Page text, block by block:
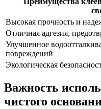
Высокая прочность и
Отличная адгезия,
Улучшенное
повреждений
Экологическая
Важность
чистого